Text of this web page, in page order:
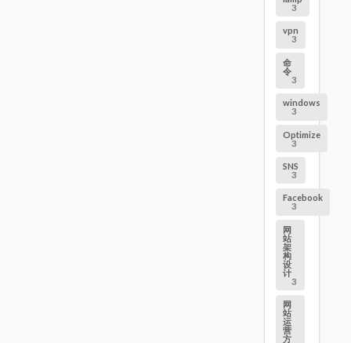
3
vpn
3
命
令
3
windows
3
Optimize
3
SNS
3
Facebook
3
网
站
架
构
设
计
3
网
站
运
营
方